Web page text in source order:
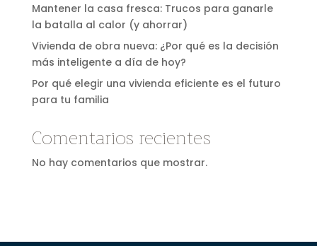
Mantener la casa fresca: Trucos para ganarle
la batalla al calor (y ahorrar)
Vivienda de obra nueva: ¿Por qué es la decisión
más inteligente a día de hoy?
Por qué elegir una vivienda eficiente es el futuro
para tu familia
Comentarios recientes
No hay comentarios que mostrar.